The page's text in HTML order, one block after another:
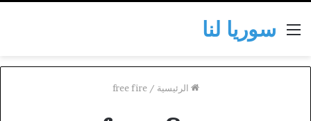
سوريا لناالقائمة
الرئيسية /
free fire